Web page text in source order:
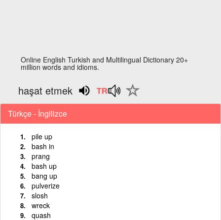
Online English Turkish and Multilingual Dictionary 20+
million words and idioms.
haşat etmek
Türkçe - İngilizce
pile up
bash in
prang
bash up
bang up
pulverize
slosh
wreck
quash